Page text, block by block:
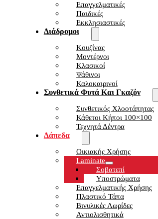
Επαγγελματικές
Παιδικές
Εκκλησιαστικές
Διάδρομοι
Κουζίνας
Μοντέρνοι
Κλασικοί
Ψάθινοι
Καλοκαιρινοί
Συνθετικά Φυτά Και Γκαζόν
Συνθετικός Χλοοτάπητας
Κάθετοι Κήποι 100×100
Τεχνητά Δέντρα
Δάπεδα
Οικιακής Χρήσης
Laminate
Σοβατεπί
Υποστρώματα
Επαγγελματικής Χρήσης
Πλαστικό Τάπα
Βινυλικές Λωρίδες
Αντιολισθητικά